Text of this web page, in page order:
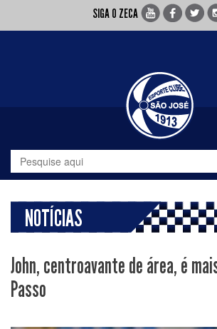
SIGA O ZECA
NOTÍCIAS
John, centroavante de área, é
Passo